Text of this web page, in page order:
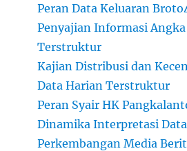
Peran Data Keluaran
Penyajian Informasi
Terstruktur
Kajian Distribusi dan
Data Harian Terstruktur
Peran Syair HK
Dinamika Interpretasi
Perkembangan Media